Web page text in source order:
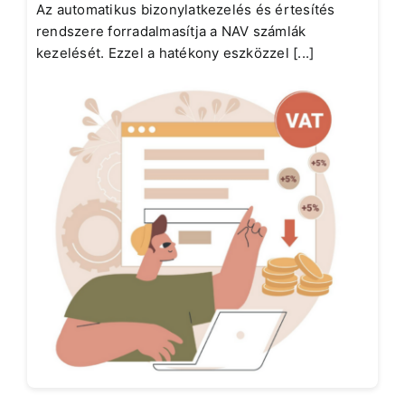
Az automatikus bizonylatkezelés és értesítés
rendszere forradalmasítja a NAV számlák
kezelését. Ezzel a hatékony eszközzel [...]